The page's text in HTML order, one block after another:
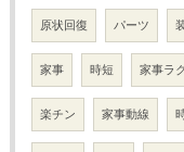
原状回復 パーツ
家事 時短 家事ラク
楽チン 家事動線